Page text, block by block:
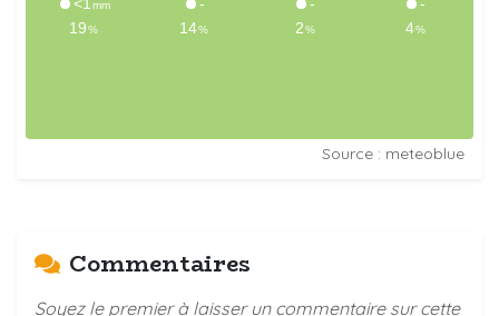
Source : meteoblue
Commentaires
Soyez le premier à laisser un commentaire sur cette